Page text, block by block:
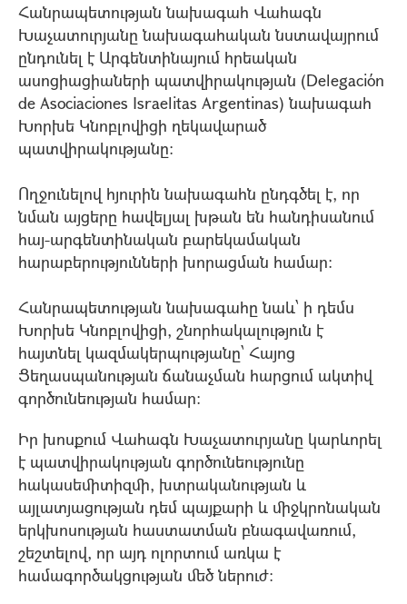
Հանրապետության նախագահ Վահագն
Խաչատուրյանը նախագահական նստավայրում
ընդունել է Արգենտինայում հրեական
ասոցիացիաների պատվիրակության (Delegación
de Asociaciones Israelitas Argentinas) նախագահ
Խորխե Կնոբլովիցի ղեկավարած
պատվիրակությանը:
Ողջունելով հյուրին նախագահն ընդգծել է, որ
նման այցերը հավելյալ խթան են հանդիսանում
հայ-արգենտինական բարեկամական
հարաբերությունների խորացման համար:
Հանրապետության նախագահը նաև՝ ի դեմս
Խորխե Կնոբլովիցի, շնորհակալություն է
հայտնել կազմակերպությանը՝ Հայոց
Ցեղասպանության ճանաչման հարցում ակտիվ
գործունեության համար:
Իր խոսքում Վահագն Խաչատուրյանը կարևորել
է պատվիրակության գործունեությունը
հակասեմիտիզմի, խտրականության և
այլատյացության դեմ պայքարի և միջկրոնական
երկխոսության հաստատման բնագավառում,
շեշտելով, որ այդ ոլորտում առկա է
համագործակցության մեծ ներուժ։